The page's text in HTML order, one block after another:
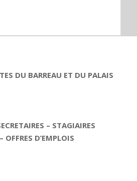
DU BARREAU ET DU PALAIS
– STAGIAIRES
D’EMPLOIS